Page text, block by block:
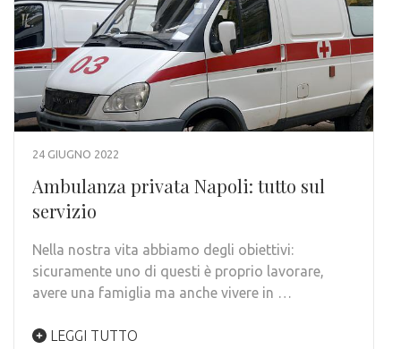
24 GIUGNO 2022
Ambulanza privata Napoli: tutto sul
servizio
Nella nostra vita abbiamo degli obiettivi:
sicuramente uno di questi è proprio lavorare,
avere una famiglia ma anche vivere in …
LEGGI TUTTO